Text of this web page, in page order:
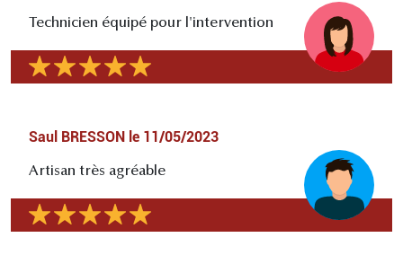
Technicien équipé pour l'intervention
Saul BRESSON le 11/05/2023
Artisan très agréable